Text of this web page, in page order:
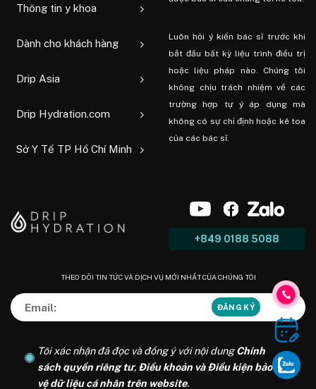
Thông tin y khoa
Dành cho khách hàng
Drip Asia
Drip Hydration.com
Sở Y Tế TP Hồ Chí Minh
Luôn hỏi ý kiến ​​bác sĩ trước khi
bắt đầu bất kỳ liệu trình điều trị
hoặc liệu pháp nào. Chúng tôi
không chịu trách nhiệm về các
trường hợp tự ý áp dụng mà
không có sự chỉ định hoặc kê toa
của các bác sĩ.
+849 0188 5088
THEO DÕI TIN TỨC VÀ DỊCH VỤ MỚI NHẤT CỦA CHÚNG TÔI
Tôi xác nhận đã đọc và đồng ý với nội dungChính
sách quyền riêng tư, Điều khoản và Điều kiện bảo
vệ dữ liệu cá nhân trên website.